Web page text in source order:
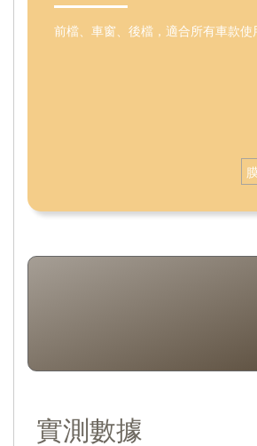
前檔、車窗、後檔，適合所有車款使
實測數據